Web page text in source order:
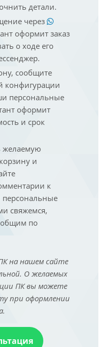
детали.
через
оформит заказ
о ходе его
сообщите
конфигурации
персональные
оформит
и срок
желаемую
и
к
персональные
свяжемся,
по
на нашем сайте
О желаемых
ПК вы можете
при оформлении